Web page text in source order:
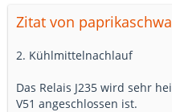
Zitat von
2. Kühlmittelnachlauf
Das Relais J235 wird sehr
V51 angeschlossen ist.